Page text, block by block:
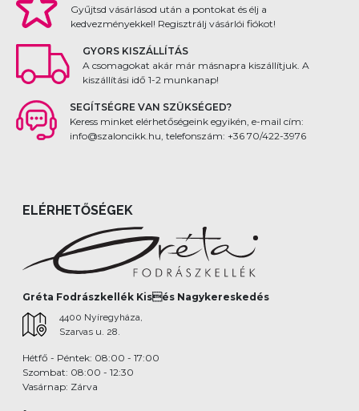
Gyűjtsd vásárlásod után a pontokat és élj a
kedvezményekkel! Regisztrálj vásárlói fiókot!
GYORS KISZÁLLÍTÁS
A csomagokat akár már másnapra kiszállítjuk. A
kiszállítási idő 1-2 munkanap!
SEGÍTSÉGRE VAN SZÜKSÉGED?
Keress minket elérhetőségeink egyikén, e-mail cím:
info@szaloncikk.hu, telefonszám: +36 70/422-3976
ELÉRHETŐSÉGEK
Gréta Fodrászkellék Kisés Nagykereskedés
4400 Nyíregyháza,
Szarvas u. 28.
Hétfő - Péntek: 08:00 - 17:00
Szombat: 08:00 - 12:30
Vasárnap: Zárva